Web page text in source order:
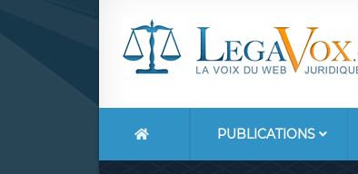
PUBLICATIONS